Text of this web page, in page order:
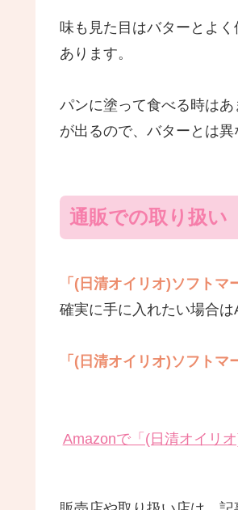
味も見た目はバターとよ
あります。
パンに塗って食べる時は
が出るので、バターとは異
通販での取り扱い
「(日清オイリオ)ソフトマ
確実に手に入れたい場合
「(日清オイリオ)ソフトマ
Amazonで「(日清オイリ